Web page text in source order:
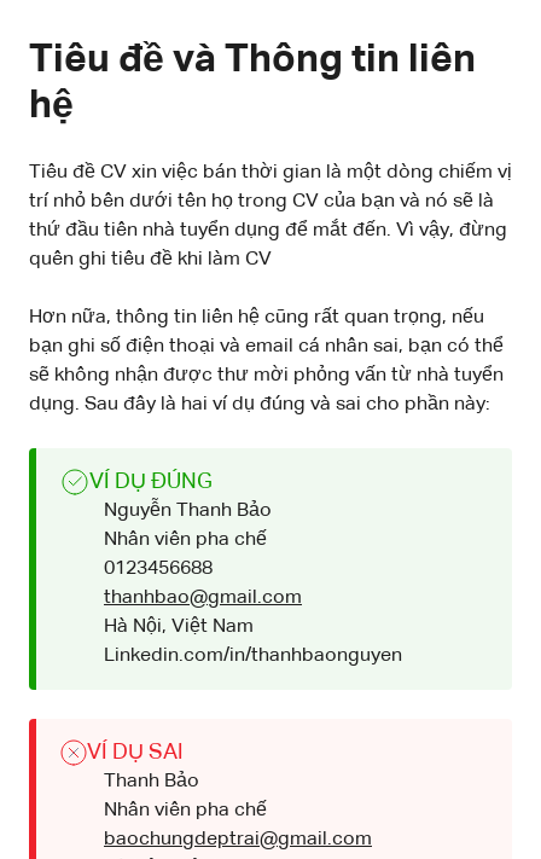
Tiêu đề và Thông tin liên
hệ
Tiêu đề CV xin việc bán thời gian là một dòng chiếm vị
trí nhỏ bên dưới tên họ trong CV của bạn và nó sẽ là
thứ đầu tiên nhà tuyển dụng để mắt đến. Vì vậy, đừng
quên ghi tiêu đề khi làm CV
Hơn nữa, thông tin liên hệ cũng rất quan trọng, nếu
bạn ghi số điện thoại và email cá nhân sai, bạn có thể
sẽ không nhận được thư mời phỏng vấn từ nhà tuyển
dụng. Sau đây là hai ví dụ đúng và sai cho phần này:
VÍ DỤ ĐÚNG
Nguyễn Thanh Bảo
Nhân viên pha chế
0123456688
thanhbao@gmail.com
Hà Nội, Việt Nam
Linkedin.com/in/thanhbaonguyen
VÍ DỤ SAI
Thanh Bảo
Nhân viên pha chế
baochungdeptrai@gmail.com